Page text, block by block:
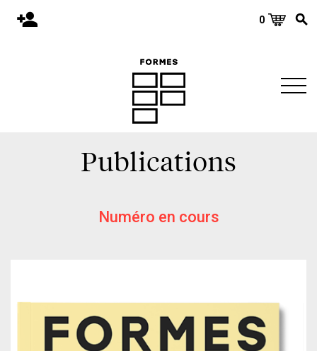
0
Environnement
Nous joindre
Publications
Numéro en cours